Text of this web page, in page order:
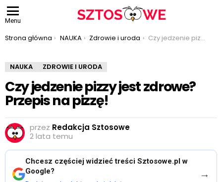
Menu
Jesteś tutaj:
Strona główna NAUKA Zdrowie i uroda Czy jedzenie pizzy jest zdrowe? Przepis na pizzę!
NAUKA ZDROWIE I URODA
Czy jedzenie pizzy jest zdrowe?
Przepis na pizzę!
przez Redakcja Sztosowe
2 lata temu
Chcesz częściej widzieć treści Sztosowe.pl w
Google?
→